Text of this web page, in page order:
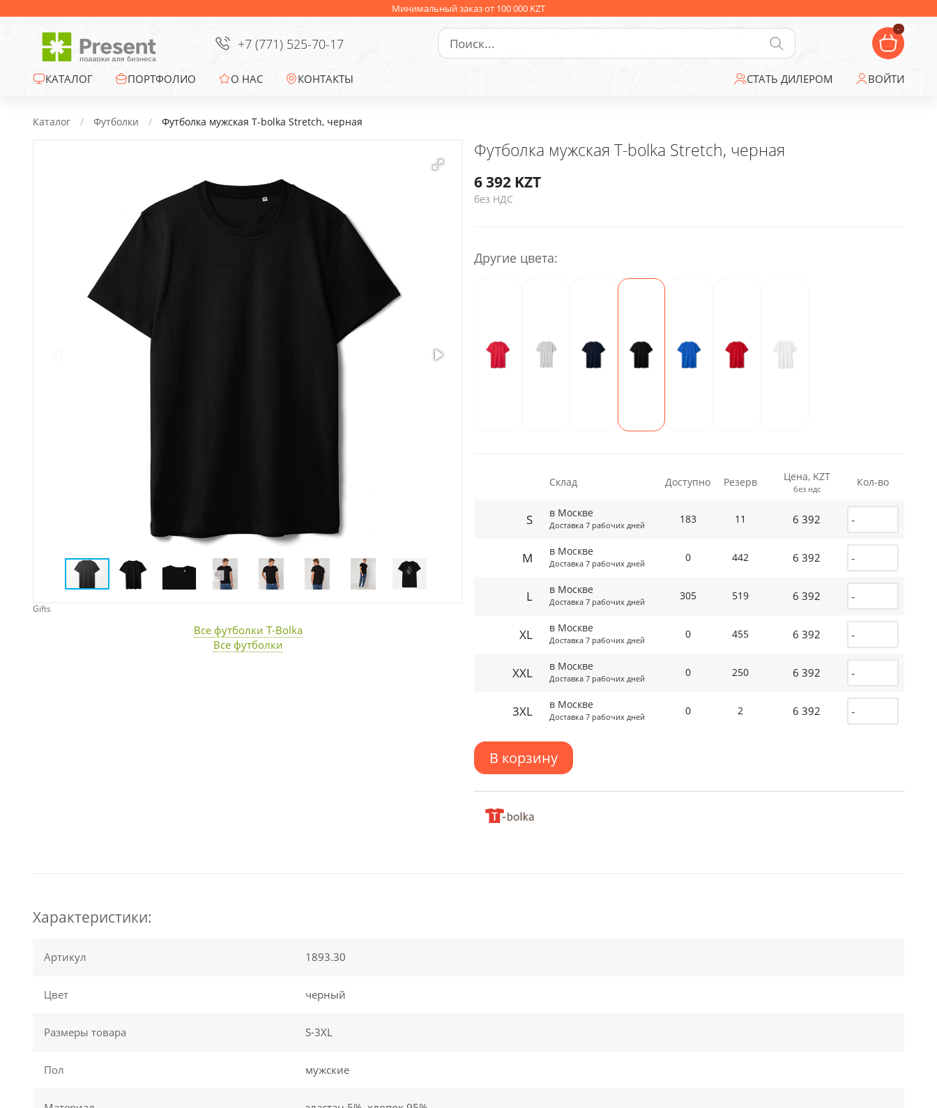
Минимальный заказ от 100 000 KZT
+7 (771) 525-70-17
-
КАТАЛОГ
Офисные сувениры
Зонты
Промо-сувениры
Новогодние подарки
Сувениры к
праздникам
Съедобные подарки с
ПОРТФОЛИО О НАС КОНТАКТЫ СТАТЬ ДИЛЕРОМ ВОЙТИ
Каталог Футболки Футболка мужская T-bolka Stretch, черная
Gifts
Все футболки T-Bolka
Все футболки
Футболка мужская T-bolka Stretch, черная
6 392 KZT
без НДС
Другие цвета:
Склад Доступно Резерв Цена, KZT
без ндс Кол-во
S в Москве
Доставка 7 рабочих дней 183 11 6 392
M в Москве
Доставка 7 рабочих дней 0 442 6 392
L в Москве
Доставка 7 рабочих дней 305 519 6 392
XL в Москве
Доставка 7 рабочих дней 0 455 6 392
XXL в Москве
Доставка 7 рабочих дней 0 250 6 392
3XL в Москве
Доставка 7 рабочих дней 0 2 6 392
В корзину
Характеристики:
Артикул 1893.30
Цвет черный
Размеры товара S-3XL
Пол мужские